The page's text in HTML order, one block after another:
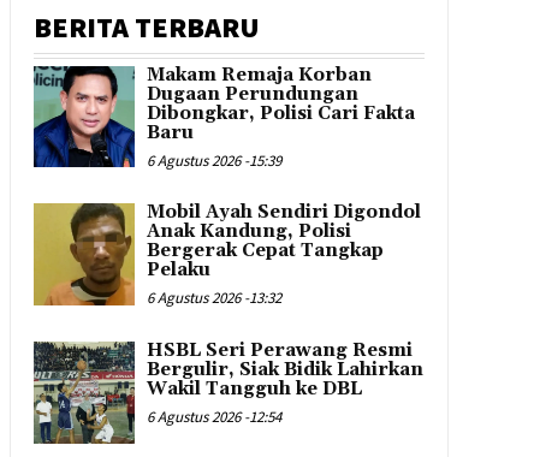
BERITA TERBARU
Makam Remaja Korban
Dugaan Perundungan
Dibongkar, Polisi Cari Fakta
Baru
6 Agustus 2026 -15:39
Mobil Ayah Sendiri Digondol
Anak Kandung, Polisi
Bergerak Cepat Tangkap
Pelaku
6 Agustus 2026 -13:32
HSBL Seri Perawang Resmi
Bergulir, Siak Bidik Lahirkan
Wakil Tangguh ke DBL
6 Agustus 2026 -12:54